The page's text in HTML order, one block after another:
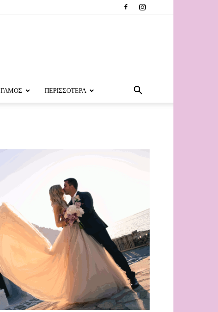
ΓΑΜΟΣ ΠΕΡΙΣΣΟΤΕΡΑ